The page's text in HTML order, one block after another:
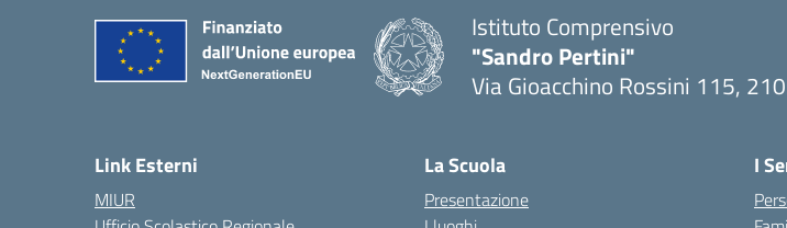
Istituto Comprensivo
"Sandro Pertini"
Via Gioacchino Rossini 115,
Link Esterni
MIUR
La Scuola
Presentazione
I